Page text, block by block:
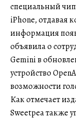
специальный
iPhone, отдавая
информация
объявила о
Gemini в
устройство
возможности
Как отмечает
Sweetpea также